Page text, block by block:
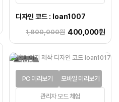
디자인 코드 : loan1007
1,800,000원 400,000원
기본형
관리자 모드 체험
PC 미리보기 모바일 미리보기